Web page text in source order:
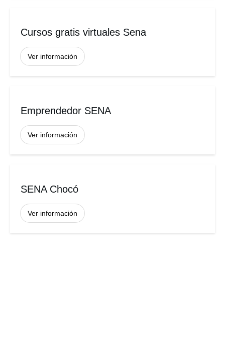
Cursos gratis virtuales Sena
Ver información
Emprendedor SENA
Ver información
SENA Chocó
Ver información